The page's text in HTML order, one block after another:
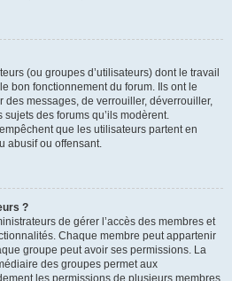
(ou groupes d’utilisateurs) dont le travail
bon fonctionnement du forum. Ils ont le
messages, de verrouiller, déverrouiller,
des forums qu’ils modèrent.
que les utilisateurs partent en
abusif ou offensant.
?
de gérer l’accès des membres et
Chaque membre peut appartenir
groupe peut avoir ses permissions. La
des groupes permet aux
les permissions de plusieurs membres